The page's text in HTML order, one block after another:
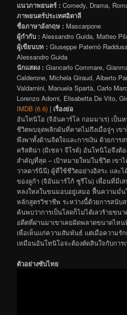
แนวภาพยนตร์ : Comedy, Drama,
ภาพยนตร์ประเทศอิตาลี
ชื่อภาษาอังกฤษ : Mascarpone
ผู้กำกับ : Alessandro Guida, Matteo
ผู้เขียนบท : Giuseppe Paternò
Alessandro Guida
นักแสดง : Giancarlo Commare,
Calderone, Michela Giraud, Alberto
Valdarnini, Manuela Spartà, Carlo
Lorenzo Adorni, Elisabetta De Vito,
IMDB (6.6) | เรื่องย่อ
อันโทนิโอ (จิอันคาร์โล กอมมาเร) เป็น
ชีวิตพบจุดพลิกผันที่คาดไม่ถึงเมื่อจู่ๆ เข
พึ่งพาทั้งด้านจิตใจและการเงิน ด้วยการ
คริสติน่า (มิเชลา จีโรด์) อันโทนิโอจึงต้
สำคัญที่สุด – เป้าหมายใหม่ในชีวิต เขา
วาลดาร์นีนี) ผู้ที่ใช้ชีวิตอย่างอิสระ และไ
ของลูก้า (จิอันมาร์โก้ ซูรีโน) เพื่อนที่มีเ
หลงใหลในขนมอบอยู่เสมอ ฟื้นความมั่นใ
หลักสูตรวิชาชีพ ระหว่างนี้ด้วยการสนับ
ค้นพบว่าการเป็นโสดก็ไม่ได้เลวร้ายขน
อดีตที่ผ่านมาเขาเคยผิดพลาดขนาดไหน
เพื่อเห็นแก่ความสัมพันธ์ แต่เมื่อความรั
เหมือนอันโทนิโอจะต้องตัดสินใจกับการ
ตัวอย่างซับไทย